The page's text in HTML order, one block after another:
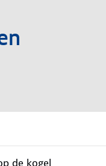
de kogel